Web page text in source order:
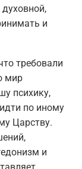
и
требовали
мир
психику,
по иному
Царству.
и